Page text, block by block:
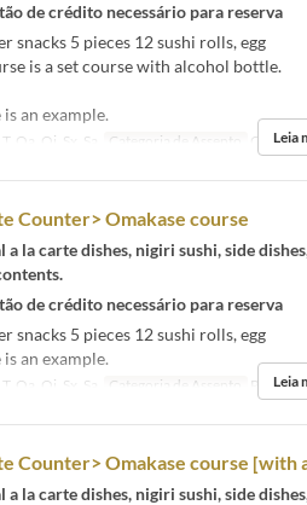
de crédito necessário para reserva
snacks 5 pieces 12 sushi rolls, egg
is a set course with alcohol bottle.
an example.
T, Qa, Qi, Sx, Sa Categoria de Assento Leia
Counter> Omakase course
a la carte dishes, nigiri sushi, side
de crédito necessário para reserva
snacks 5 pieces 12 sushi rolls, egg
an example.
T, Qa, Qi, Sx, Sa Categoria de Assento Private
Leia
Counter> Omakase course [with
a la carte dishes, nigiri sushi, side